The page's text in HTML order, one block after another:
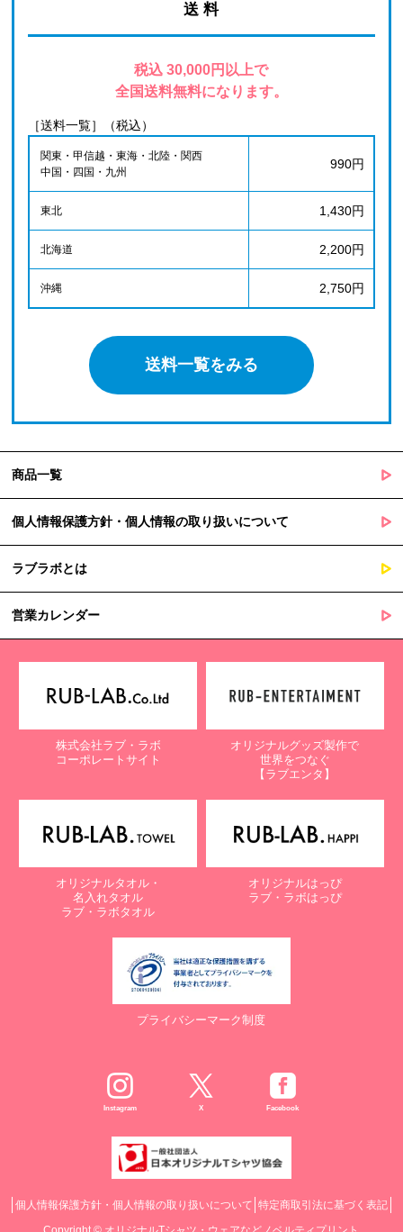
送 料
税込 30,000円以上で
全国送料無料になります。
［送料一覧］（税込）
関東・甲信越・東海・北陸・関西
中国・四国・九州
990円
東北 1,430円
北海道 2,200円
沖縄 2,750円
送料一覧をみる
商品一覧
個人情報保護方針・個人情報の取り扱いについて
ラブラボとは
営業カレンダー
株式会社ラブ・ラボ
コーポレートサイト
オリジナルグッズ製作で
世界をつなぐ
【ラブエンタ】
オリジナルタオル・
名入れタオル
ラブ・ラボタオル
オリジナルはっぴ
ラブ・ラボはっぴ
プライバシーマーク制度
Instagram X Facebook
個人情報保護方針・個人情報の取り扱いについて 特定商取引法に基づく表記